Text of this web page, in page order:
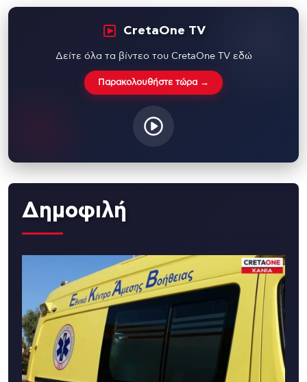
CretaOne TV
Δείτε όλα τα βίντεο του CretaOne TV εδώ
Παρακολουθήστε τώρα →
Δημοφιλή